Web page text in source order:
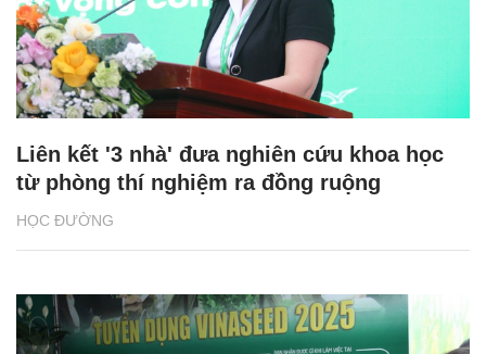
HỌC ĐƯỜNG
Liên kết '3 nhà' đưa nghiên cứu khoa học
từ phòng thí nghiệm ra đồng ruộng